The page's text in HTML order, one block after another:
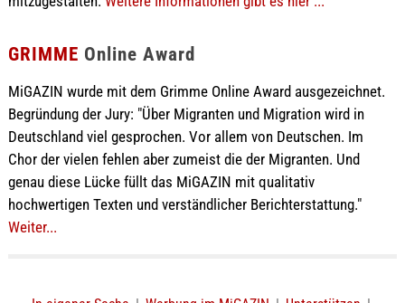
GRIMME Online Award
MiGAZIN wurde mit dem Grimme Online Award ausgezeichnet.
Begründung der Jury: "Über Migranten und Migration wird in
Deutschland viel gesprochen. Vor allem von Deutschen. Im
Chor der vielen fehlen aber zumeist die der Migranten. Und
genau diese Lücke füllt das MiGAZIN mit qualitativ
hochwertigen Texten und verständlicher Berichterstattung."
Weiter...